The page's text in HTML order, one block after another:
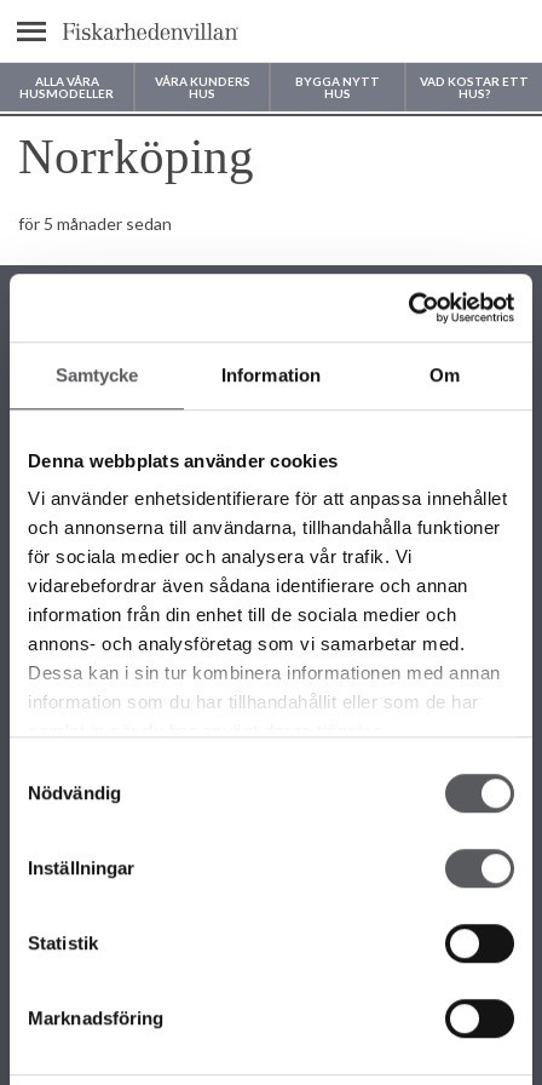
Samtycke Information Om
Denna webbplats använder cookies
Vi använder enhetsidentifierare för att anpassa innehållet
och annonserna till användarna, tillhandahålla funktioner
för sociala medier och analysera vår trafik. Vi
vidarebefordrar även sådana identifierare och annan
information från din enhet till de sociala medier och
annons- och analysföretag som vi samarbetar med.
Dessa kan i sin tur kombinera informationen med annan
information som du har tillhandahållit eller som de har
Nödvändig
Inställningar
Statistik
Marknadsföring
Meny
ALLA VÅRA
HUSMODELLER
VÅRA KUNDERS
HUS
BYGGA NYTT
HUS
VAD KOSTAR ETT
HUS?
Var vill du bygga ditt hus?
Norrköping
för 5 månader sedan
KONTAKTINFORMATION
info@fiskarhedenvillan.se
Box 882, 781 29 Borlänge
ALLA VÅRA HUSMODELLER
UNIKA HUS
FAMILJÄRKOLLEKTIONEN
FRITIDSHUS
KOMPLEMENTBOSTADSHUS
OM FISKARHEDENVILLAN
Jobba hos oss
Nyhetsbrev
KONTAKTA FISKARHEDENVILLAN
Huvudkontor